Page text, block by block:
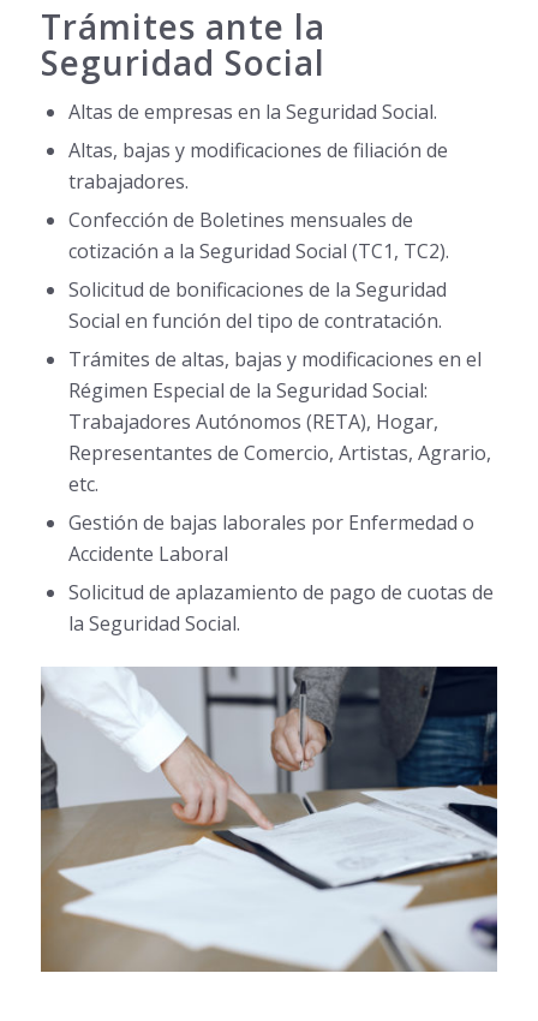
Trámites ante la
Seguridad Social
Altas de empresas en la Seguridad Social.
Altas, bajas y modificaciones de filiación de
trabajadores.
Confección de Boletines mensuales de
cotización a la Seguridad Social (TC1, TC2).
Solicitud de bonificaciones de la Seguridad
Social en función del tipo de contratación.
Trámites de altas, bajas y modificaciones en el
Régimen Especial de la Seguridad Social:
Trabajadores Autónomos (RETA), Hogar,
Representantes de Comercio, Artistas, Agrario,
etc.
Gestión de bajas laborales por Enfermedad o
Accidente Laboral
Solicitud de aplazamiento de pago de cuotas de
la Seguridad Social.